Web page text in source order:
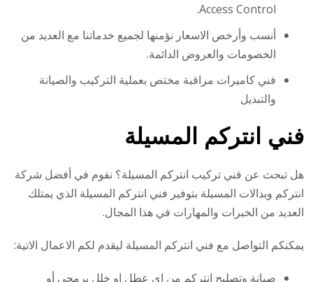
Access Control.
أنسب وأرخص الاسعار نؤمنها لجميع خدماتنا مع العديد من
الخصومات والعروض الدائمة.
فني كاميرات مراقبة مختص بعملية التركيب والصيانة
والتبديل
فني انتركم المسيلة
هل تبحث عن فني تركيب انتركم المسيلة؟ نقوم في أفضل شركة
انتركم وبدالات المسيلة بتوفير فني انتركم المسيلة الذي يمتلك
العديد من الخبرات والمهارات في هذا المجال.
يمكنكم التواصل مع فني انتركم المسيلة ليقدم لكم الاعمال الاتية:
صيانة وتصليح انتركم من اي عطل او خلل برمجي أو